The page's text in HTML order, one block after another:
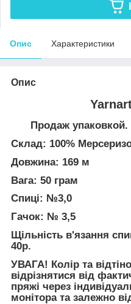
Опис Характеристики
Опис
Продаж упаковкой.
Склад: 100%
Довжина: 169 м
Вага: 50 грам
Спиці: №3,0
Гачок: № 3,5
Щільність в'язання
40р.
УВАГА! Колір та
відрізнятися від
пряжі через
монітора та залежно